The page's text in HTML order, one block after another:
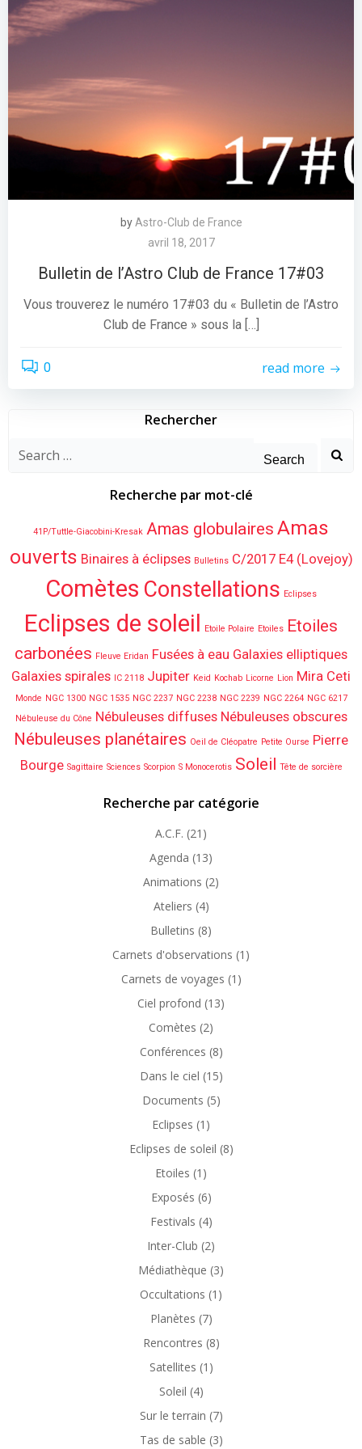
by Astro-Club de France
avril 18, 2017
Bulletin de l’Astro Club de France 17#03
Vous trouverez le numéro 17#03 du « Bulletin de l’Astro
Club de France » sous la […]
0 read more
Rechercher
Search
Recherche par mot-clé
41P/Tuttle-Giacobini-Kresak Amas globulaires Amas
ouverts Binaires à éclipses Bulletins C/2017 E4 (Lovejoy)
Comètes Constellations Eclipses
Eclipses de soleil Etoile Polaire Etoiles Etoiles
carbonées Fleuve Eridan Fusées à eau Galaxies elliptiques
Galaxies spirales IC 2118 Jupiter Keid Kochab Licorne Lion Mira Ceti
Monde NGC 1300 NGC 1535 NGC 2237 NGC 2238 NGC 2239 NGC 2264 NGC 6217
Nébuleuse du Cône Nébuleuses diffuses Nébuleuses obscures
Nébuleuses planétaires Oeil de Cléopatre Petite Ourse Pierre
Bourge Sagittaire Sciences Scorpion S Monocerotis Soleil Tête de sorcière
Recherche par catégorie
A.C.F. (21)
Agenda (13)
Animations (2)
Ateliers (4)
Bulletins (8)
Carnets d'observations (1)
Carnets de voyages (1)
Ciel profond (13)
Comètes (2)
Conférences (8)
Dans le ciel (15)
Documents (5)
Eclipses (1)
Eclipses de soleil (8)
Etoiles (1)
Exposés (6)
Festivals (4)
Inter-Club (2)
Médiathèque (3)
Occultations (1)
Planètes (7)
Rencontres (8)
Satellites (1)
Soleil (4)
Sur le terrain (7)
Tas de sable (3)